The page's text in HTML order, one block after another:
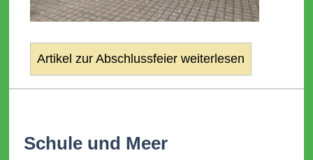
Artikel zur Abschlussfeier weiterlesen
Schule und Meer